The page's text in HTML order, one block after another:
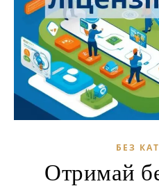
БЕЗ
Отримай